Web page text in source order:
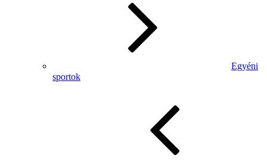
Egyéni
sportok